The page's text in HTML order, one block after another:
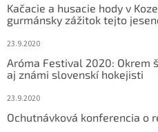
Kačacie a husacie hody v
gurmánsky zážitok tejto
23.9.2020
Aróma Festival 2020: Okrem
aj známi slovenskí hokejisti
23.9.2020
Ochutnávková konferencia o